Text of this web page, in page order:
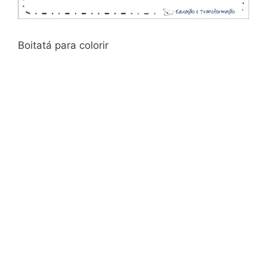
Boitatá para colorir